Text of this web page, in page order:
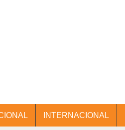
INTERNACIONAL